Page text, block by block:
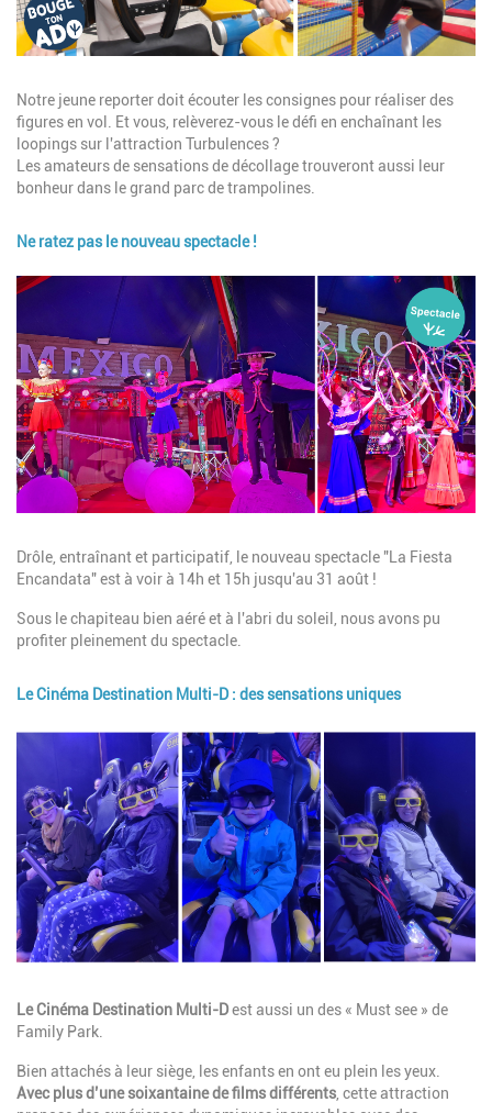
Description
Notre jeune reporter doit écouter les consignes pour réaliser des
figures en vol. Et vous, relèverez-vous le défi en enchaînant les
loopings sur l'attraction Turbulences ?
Les amateurs de sensations de décollage trouveront aussi leur
bonheur dans le grand parc de trampolines.
Ne ratez pas le nouveau spectacle !
Image
Description
Drôle, entraînant et participatif, le nouveau spectacle "La Fiesta
Encandata" est à voir à 14h et 15h jusqu'au 31 août !
Sous le chapiteau bien aéré et à l'abri du soleil, nous avons pu
profiter pleinement du spectacle.
Le Cinéma Destination Multi-D : des sensations uniques
Image
Description
Le Cinéma Destination Multi-Dest aussi un des « Must see » de
Family Park.
Bien attachés à leur siège, les enfants en ont eu plein les yeux.
Avec plus d’une soixantaine de films différents , cette attraction